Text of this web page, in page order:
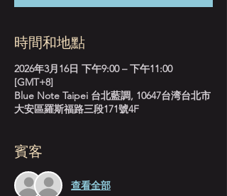
時間和地點
2026年3月16日 下午9:00 – 下午11:00
[GMT+8]
Blue Note Taipei 台北藍調, 10647台湾台北市
大安區羅斯福路三段171號4F
賓客
查看全部